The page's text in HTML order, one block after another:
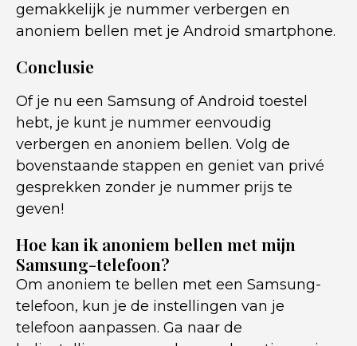
gemakkelijk je nummer verbergen en
anoniem bellen met je Android smartphone.
Conclusie
Of je nu een Samsung of Android toestel
hebt, je kunt je nummer eenvoudig
verbergen en anoniem bellen. Volg de
bovenstaande stappen en geniet van privé
gesprekken zonder je nummer prijs te
geven!
Hoe kan ik anoniem bellen met mijn
Samsung-telefoon?
Om anoniem te bellen met een Samsung-
telefoon, kun je de instellingen van je
telefoon aanpassen. Ga naar de